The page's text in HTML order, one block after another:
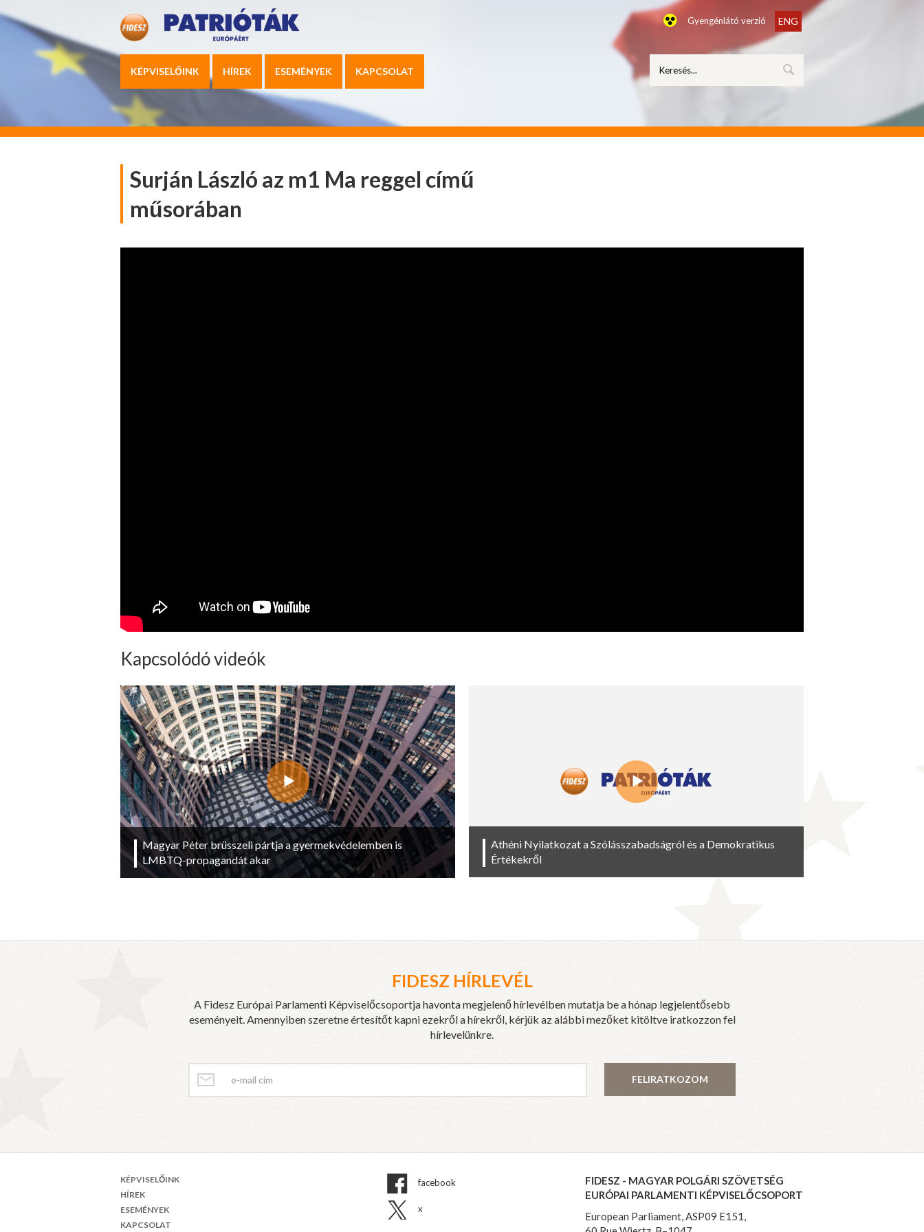
Gyengénlátó verzió ENG
KÉPVISELŐINK HÍREK ESEMÉNYEK KAPCSOLAT
Surján László az m1 Ma reggel című
műsorában
Kapcsolódó videók
Magyar Péter brüsszeli pártja a gyermekvédelemben is
LMBTQ-propagandát akar
Athéni Nyilatkozat a Szólásszabadságról és a Demokratikus
Értékekről
FIDESZ HÍRLEVÉL
A Fidesz Európai Parlamenti Képviselőcsoportja havonta megjelenő hírlevélben mutatja be a hónap legjelentősebb
eseményeit. Amennyiben szeretne értesítőt kapni ezekről a hírekről, kérjük az alábbi mezőket kitöltve iratkozzon fel
hírlevelünkre.
FELIRATKOZOM
KÉPVISELŐINK
HÍREK
ESEMÉNYEK
KAPCSOLAT
facebook
x
FIDESZ - MAGYAR POLGÁRI SZÖVETSÉG
EURÓPAI PARLAMENTI KÉPVISELŐCSOPORT
European Parliament, ASP09 E151,